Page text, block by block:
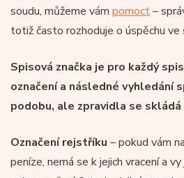
soudu, můžeme vám pomoct–
totiž často rozhoduje o úspěchu ve
Spisová značka je pro každý
označení a následné vyhledání
podobu, ale zpravidla se
Označení rejstříku – pokud vám
peníze, nemá se k jejich vracení a